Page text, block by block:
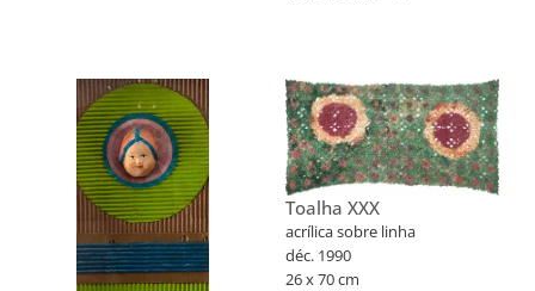
Toalha XXX
acrílica sobre linha
déc. 1990
26 x 70 cm